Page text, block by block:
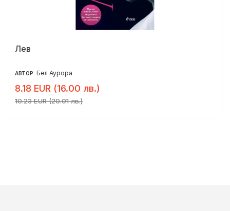
Лев
АВТОР: Бел Аурора
8.18 EUR (16.00 лв.)
10.23 EUR (20.01 лв.)